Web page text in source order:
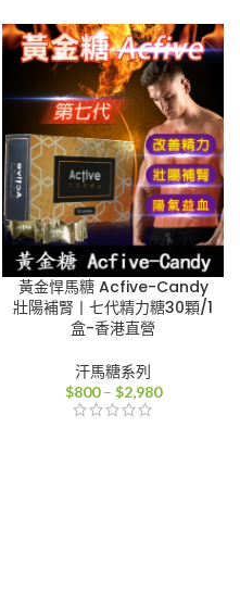
排
序
黃金悍馬糖 Acfive-Candy
壯陽補腎丨七代精力糖30顆/1
盒-香港直營
汗馬糖系列
$800 – $2,980價